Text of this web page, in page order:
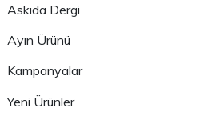
Askıda Dergi
Ayın Ürünü
Kampanyalar
Yeni Ürünler